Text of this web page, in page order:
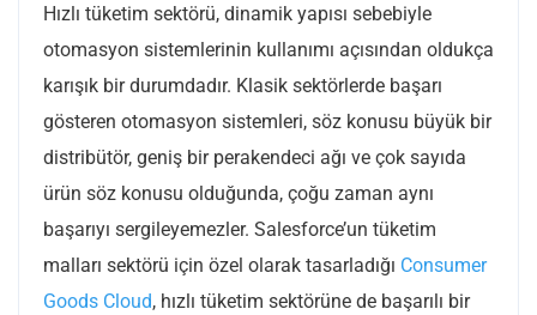
Hızlı tüketim sektörü, dinamik yapısı sebebiyle
otomasyon sistemlerinin kullanımı açısından oldukça
karışık bir durumdadır. Klasik sektörlerde başarı
gösteren otomasyon sistemleri, söz konusu büyük bir
distribütör, geniş bir perakendeci ağı ve çok sayıda
ürün söz konusu olduğunda, çoğu zaman aynı
başarıyı sergileyemezler. Salesforce’un tüketim
malları sektörü için özel olarak tasarladığı Consumer
Goods Cloud, hızlı tüketim sektörüne de başarılı bir